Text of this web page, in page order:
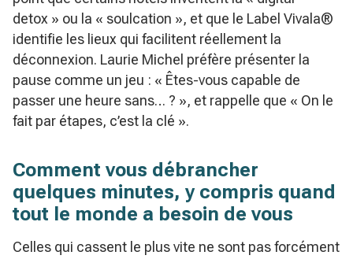
detox » ou la « soulcation », et que le Label Vivala®
identifie les lieux qui facilitent réellement la
déconnexion. Laurie Michel préfère présenter la
pause comme un jeu : « Êtes-vous capable de
passer une heure sans… ? », et rappelle que « On le
fait par étapes, c’est la clé ».
Comment vous débrancher
quelques minutes, y compris quand
tout le monde a besoin de vous
Celles qui cassent le plus vite ne sont pas forcément